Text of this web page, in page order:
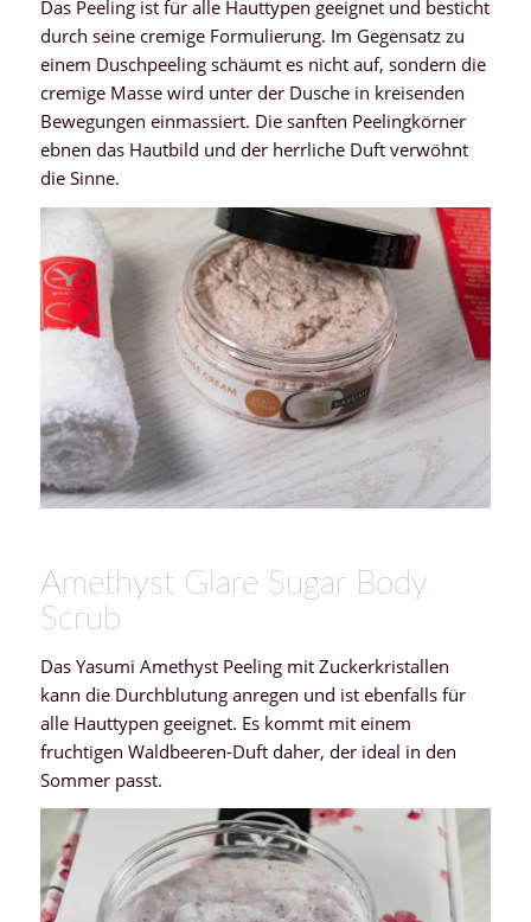
Das Peeling ist für alle Hauttypen geeignet und besticht
durch seine cremige Formulierung. Im Gegensatz zu
einem Duschpeeling schäumt es nicht auf, sondern die
cremige Masse wird unter der Dusche in kreisenden
Bewegungen einmassiert. Die sanften Peelingkörner
ebnen das Hautbild und der herrliche Duft verwöhnt
die Sinne.
Amethyst Glare Sugar Body
Scrub
Das Yasumi Amethyst Peeling mit Zuckerkristallen
kann die Durchblutung anregen und ist ebenfalls für
alle Hauttypen geeignet. Es kommt mit einem
fruchtigen Waldbeeren-Duft daher, der ideal in den
Sommer passt.